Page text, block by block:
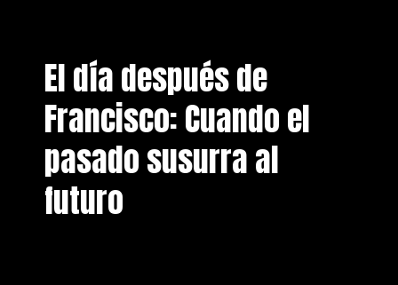
El día después de
Francisco: Cuando el
pasado susurra al
futuro